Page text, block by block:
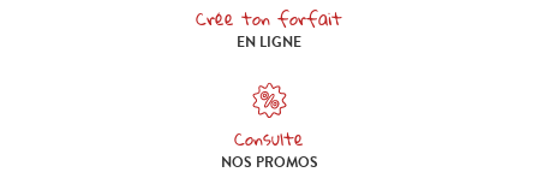
Crée ton forfait
Crée ton forfait en ligne
EN LIGNE
Consulte
Consulte nos promos
NOS PROMOS